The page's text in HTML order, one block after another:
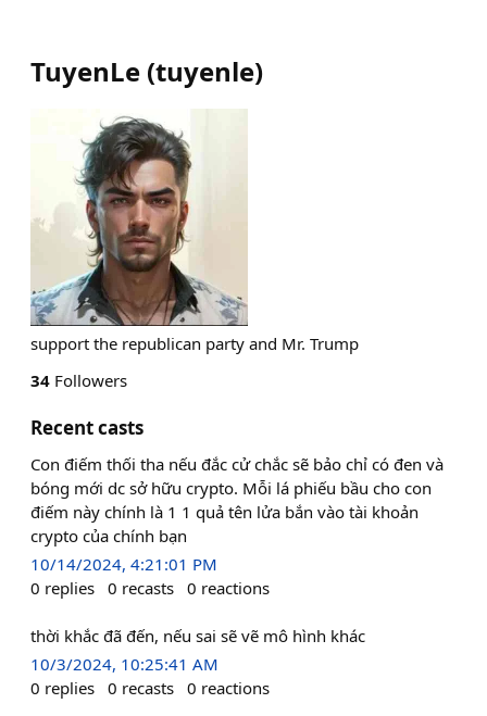
TuyenLe (tuyenle)
support the republican party and Mr. Trump
34 Followers
Recent casts
Con điếm thối tha nếu đắc cử chắc sẽ bảo chỉ có đen và
bóng mới dc sở hữu crypto. Mỗi lá phiếu bầu cho con
điếm này chính là 1 1 quả tên lửa bắn vào tài khoản
crypto của chính bạn
10/14/2024, 4:21:01 PM
0 replies 0 recasts 0 reactions
thời khắc đã đến, nếu sai sẽ vẽ mô hình khác
10/3/2024, 10:25:41 AM
0 replies 0 recasts 0 reactions